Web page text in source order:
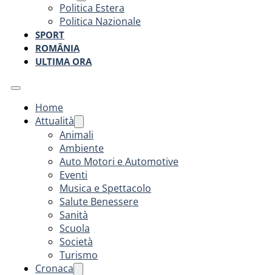
Politica Estera
Politica Nazionale
SPORT
ROMÂNIA
ULTIMA ORA
Home
Attualità
Animali
Ambiente
Auto Motori e Automotive
Eventi
Musica e Spettacolo
Salute Benessere
Sanità
Scuola
Società
Turismo
Cronaca